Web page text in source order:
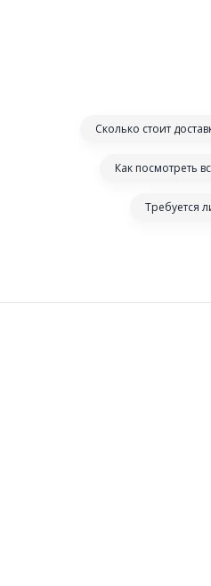
Сколько стоит
Как посмотреть
Требуется